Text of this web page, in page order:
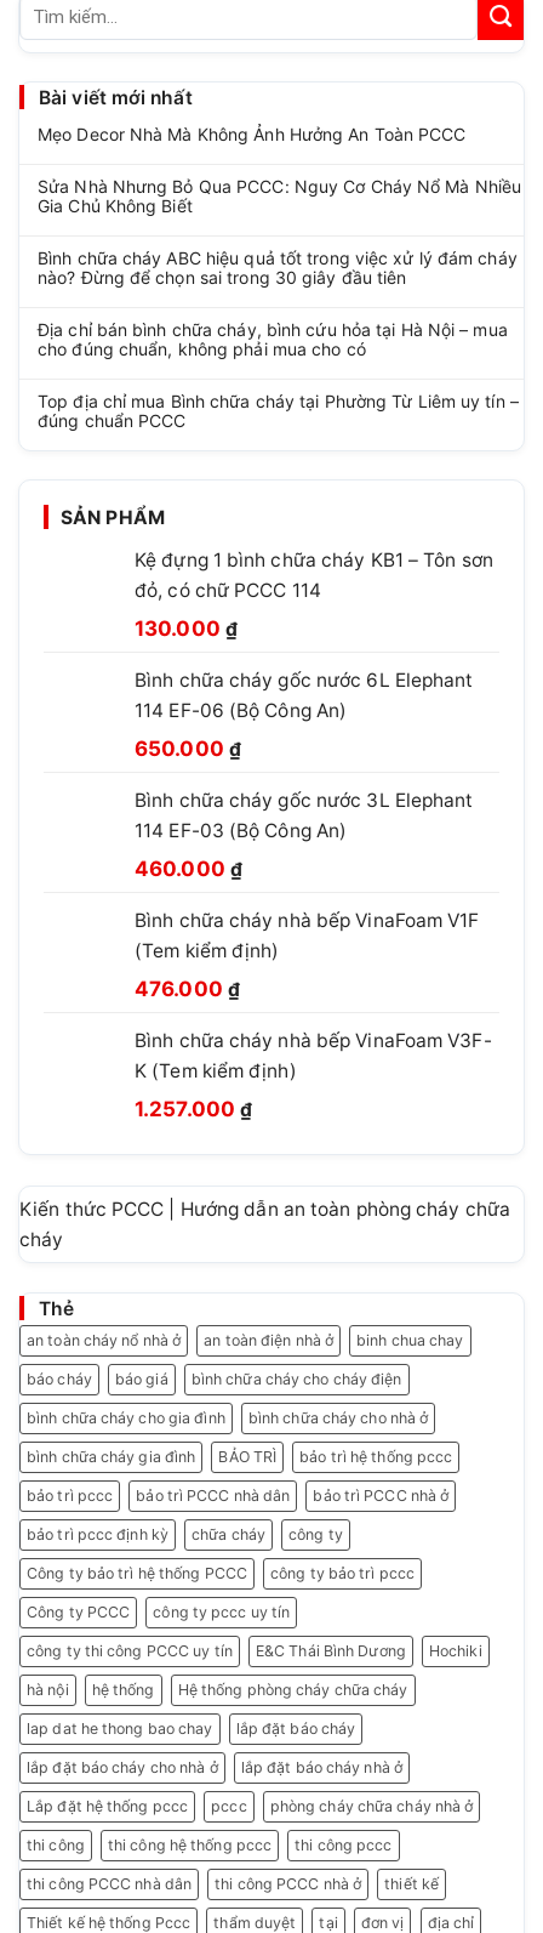
Tìm
kiếm:
Bài viết mới nhất
Mẹo Decor Nhà Mà Không Ảnh Hưởng An Toàn PCCC
Sửa Nhà Nhưng Bỏ Qua PCCC: Nguy Cơ Cháy Nổ Mà Nhiều
Gia Chủ Không Biết
Bình chữa cháy ABC hiệu quả tốt trong việc xử lý đám cháy
nào? Đừng để chọn sai trong 30 giây đầu tiên
Địa chỉ bán bình chữa cháy, bình cứu hỏa tại Hà Nội – mua
cho đúng chuẩn, không phải mua cho có
Top địa chỉ mua Bình chữa cháy tại Phường Từ Liêm uy tín –
đúng chuẩn PCCC
SẢN PHẨM
Kệ đựng 1 bình chữa cháy KB1 – Tôn sơn
đỏ, có chữ PCCC 114
Giá
là:
210.000 ₫.
130.000 ₫Giá
tại
là:
130.000 ₫.
Bình chữa cháy gốc nước 6L Elephant
114 EF-06 (Bộ Công An)
Giá
là:
850.000 ₫.
650.000 ₫Giá
tại
là:
650.000 ₫.
Bình chữa cháy gốc nước 3L Elephant
114 EF-03 (Bộ Công An)
Giá
là:
660.000 ₫.
460.000 ₫Giá
tại
là:
Bình chữa cháy nhà bếp VinaFoam V1F
(Tem kiểm định)
Giá
là:
780.000 ₫.
476.000 ₫Giá
tại
là:
476.000 ₫.
Bình chữa cháy nhà bếp VinaFoam V3F-
K (Tem kiểm định)
Giá
1.499.999 ₫.
1.257.000 ₫Giá
là:
1.257.000 ₫.
Kiến thức PCCC | Hướng dẫn an toàn phòng cháy chữa
cháy
Thẻ
an toàn cháy nổ nhà ở an toàn điện nhà ở binh chua chay
báo cháy báo giá bình chữa cháy cho cháy điện
bình chữa cháy cho gia đình bình chữa cháy cho nhà ở
bình chữa cháy gia đình BẢO TRÌ bảo trì hệ thống pccc
bảo trì pccc bảo trì PCCC nhà dân bảo trì PCCC nhà ở
bảo trì pccc định kỳ chữa cháy công ty
Công ty bảo trì hệ thống PCCC công ty bảo trì pccc
Công ty PCCC công ty pccc uy tín
công ty thi công PCCC uy tín E&C Thái Bình Dương Hochiki
hà nội hệ thống Hệ thống phòng cháy chữa cháy
lap dat he thong bao chay lắp đặt báo cháy
lắp đặt báo cháy cho nhà ở lắp đặt báo cháy nhà ở
Lắp đặt hệ thống pccc pccc phòng cháy chữa cháy nhà ở
thi công thi công hệ thống pccc thi công pccc
thi công PCCC nhà dân thi công PCCC nhà ở thiết kế
Thiết kế hệ thống Pccc thẩm duyệt tại đơn vị địa chỉ